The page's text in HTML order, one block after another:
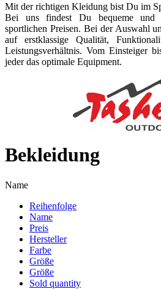
Mit der richtigen Kleidung bist Du im
Bei uns findest Du bequeme und
sportlichen Preisen. Bei der Auswahl
auf erstklassige Qualität,
Leistungsverhältnis. Vom Einsteiger
jeder das optimale Equipment.
Bekleidung
Name
Reihenfolge
Name
Preis
Hersteller
Farbe
Größe
Größe
Sold quantity